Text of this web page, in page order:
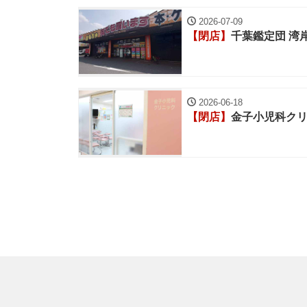
2026-07-09
【閉店】 千葉鑑定団 湾
2026-06-18
【閉店】 金子小児科ク